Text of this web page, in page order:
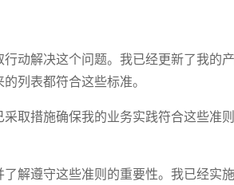
动解决这个问题。我已经更新了我的
列表都符合这些标准。
取措施确保我的业务实践符合这些准
解遵守这些准则的重要性。我已经实